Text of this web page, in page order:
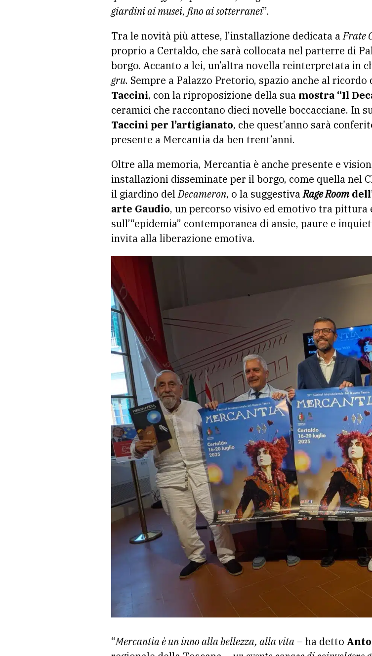
giardini ai musei, fino ai sotterranei”.
Tra le novità più attese, l’installazione dedicata aFrate
proprio a Certaldo, che sarà collocata nel parterre di
borgo. Accanto a lei, un’altra novella reinterpretata in
gru. Sempre a Palazzo Pretorio, spazio anche al
Taccini, con la riproposizione della sua mostra “Il
ceramici che raccontano dieci novelle boccacciane. In
Taccini per l’artigianato, che quest’anno sarà
presente a Mercantia da ben trent’anni.
Oltre alla memoria, Mercantia è anche presente e
installazioni disseminate per il borgo, come quella nel
il giardino delDecameron, o la suggestivaRage Room
arte Gaudio, un percorso visivo ed emotivo tra
sull’“epidemia” contemporanea di ansie, paure e
invita alla liberazione emotiva.
“Mercantia è un inno alla bellezza, alla vita – ha detto